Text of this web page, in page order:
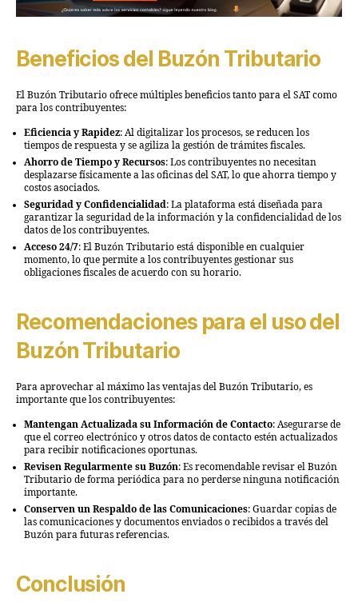
Beneficios del Buzón Tributario
El Buzón Tributario ofrece múltiples beneficios tanto para el SAT como
para los contribuyentes:
Eficiencia y Rapidez: Al digitalizar los procesos, se reducen los
tiempos de respuesta y se agiliza la gestión de trámites fiscales.
Ahorro de Tiempo y Recursos: Los contribuyentes no necesitan
desplazarse físicamente a las oficinas del SAT, lo que ahorra tiempo y
costos asociados.
Seguridad y Confidencialidad: La plataforma está diseñada para
garantizar la seguridad de la información y la confidencialidad de los
datos de los contribuyentes.
Acceso 24/7: El Buzón Tributario está disponible en cualquier
momento, lo que permite a los contribuyentes gestionar sus
obligaciones fiscales de acuerdo con su horario.
Recomendaciones para el uso del
Buzón Tributario
Para aprovechar al máximo las ventajas del Buzón Tributario, es
importante que los contribuyentes:
Mantengan Actualizada su Información de Contacto: Asegurarse de
que el correo electrónico y otros datos de contacto estén actualizados
para recibir notificaciones oportunas.
Revisen Regularmente su Buzón: Es recomendable revisar el Buzón
Tributario de forma periódica para no perderse ninguna notificación
importante.
Conserven un Respaldo de las Comunicaciones: Guardar copias de
las comunicaciones y documentos enviados o recibidos a través del
Buzón para futuras referencias.
Conclusión